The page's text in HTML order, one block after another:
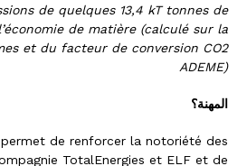
de quelques 13,4 kT tonnes de
de matière (calculé sur la
et du facteur de conversion CO2
ADEME)
المهنة؟
de renforcer la notoriété des
TotalEnergies et ELF et de